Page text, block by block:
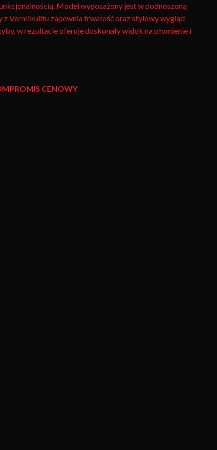
Model wyposażony jest w podnoszoną
z Vermikulitu zapewnia trwałość oraz stylowy wygląd
w rezultacie oferuje doskonały widok na płomienie i
CENOWY